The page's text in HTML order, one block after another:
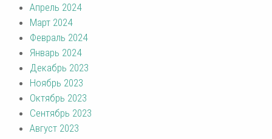
Апрель 2024
Март 2024
Февраль 2024
Январь 2024
Декабрь 2023
Ноябрь 2023
Октябрь 2023
Сентябрь 2023
Август 2023